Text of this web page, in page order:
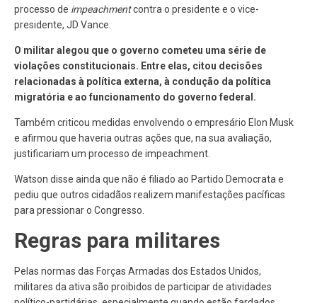
processo de impeachmentcontra o presidente e o vice-
presidente, JD Vance.
O militar alegou que o governo cometeu uma série de
violações constitucionais. Entre elas, citou decisões
relacionadas à política externa, à condução da política
migratória e ao funcionamento do governo federal.
Também criticou medidas envolvendo o empresário Elon Musk
e afirmou que haveria outras ações que, na sua avaliação,
justificariam um processo de impeachment.
Watson disse ainda que não é filiado ao Partido Democrata e
pediu que outros cidadãos realizem manifestações pacíficas
para pressionar o Congresso.
Regras para militares
Pelas normas das Forças Armadas dos Estados Unidos,
militares da ativa são proibidos de participar de atividades